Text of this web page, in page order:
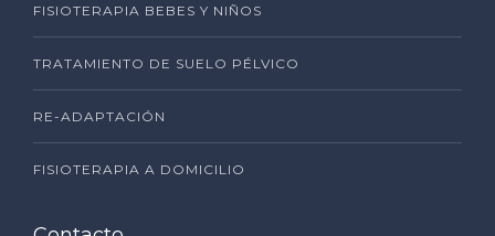
FISIOTERAPIA BEBES Y NIÑOS
TRATAMIENTO DE SUELO PÉLVICO
RE-ADAPTACIÓN
FISIOTERAPIA A DOMICILIO